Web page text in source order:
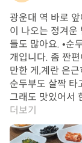
광운대 역 바로
이 나오는 정겨운
들도 많아요. •순
개입니다. 좀 짠
만한 게,계란 은
순두부도 살짝 타
그래도 맛있어서
더보기